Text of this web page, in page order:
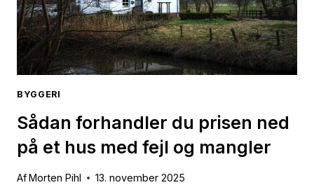
VINTEREN
BYGGERI
Sådan forhandler du prisen ned
på et hus med fejl og mangler
AfMorten Pihl 13. november 2025